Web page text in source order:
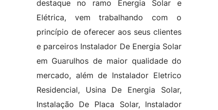
destaque no ramo Energia Solar e
Elétrica, vem trabalhando com o
princípio de oferecer aos seus clientes
e parceiros Instalador De Energia Solar
em Guarulhos de maior qualidade do
mercado, além de Instalador Eletrico
Residencial, Usina De Energia Solar,
Instalação De Placa Solar, Instalador